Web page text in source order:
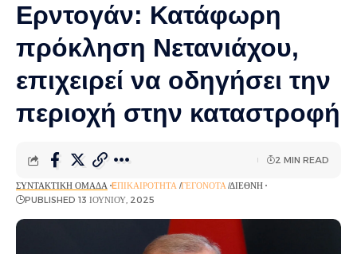
Ερντογάν: Κατάφωρη
πρόκληση Νετανιάχου,
επιχειρεί να οδηγήσει την
περιοχή στην καταστροφή
ΣΥΝΤΑΚΤΙΚΉ ΟΜΆΔΑ EΠΙΚΑΙΡΌΤΗΤΑ ΓΕΓΟΝΌΤΑ ΔΙΕΘΝΉ
PUBLISHED 13 ΙΟΥΝΊΟΥ, 2025
2 MIN READ